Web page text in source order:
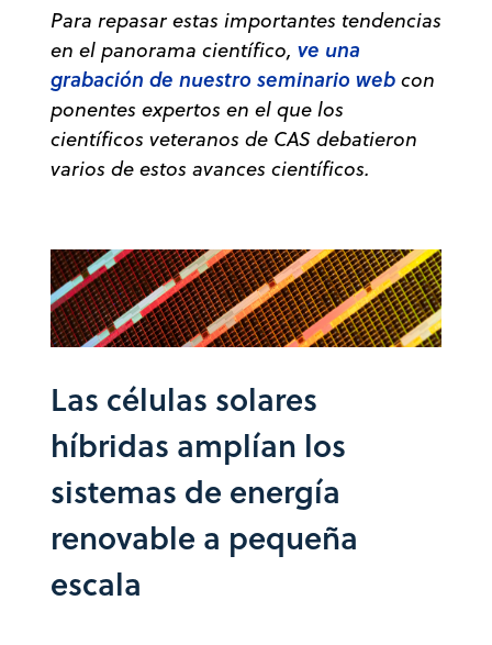
Para repasar estas importantes tendencias
en el panorama científico, ve una
grabación de nuestro seminario web con
ponentes expertos en el que los
científicos veteranos de CAS debatieron
varios de estos avances científicos.
Las células solares
híbridas amplían los
sistemas de energía
renovable a pequeña
escala